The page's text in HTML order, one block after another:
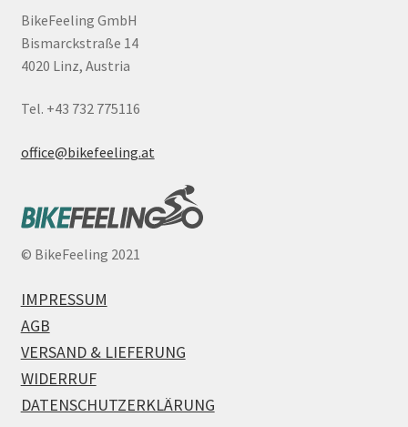
BikeFeeling GmbH
Bismarckstraße 14
4020 Linz, Austria
Tel. +43 732 775116
office@bikefeeling.at
© BikeFeeling 2021
IMPRESSUM
AGB
VERSAND & LIEFERUNG
WIDERRUF
DATENSCHUTZERKLÄRUNG